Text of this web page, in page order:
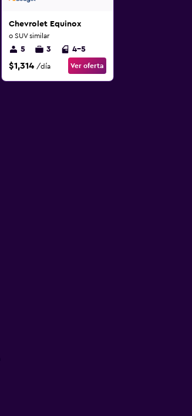
Chevrolet Equinox
o SUV similar
5 3 4-5
$1,314 /día Ver oferta